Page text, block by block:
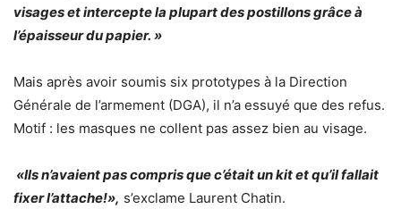
visages et intercepte la plupart des postillons grâce à
l’épaisseur du papier. »
Mais après avoir soumis six prototypes à la Direction
Générale de l’armement (DGA), il n’a essuyé que des refus.
Motif : les masques ne collent pas assez bien au visage.
«Ils n’avaient pas compris que c’était un kit et qu’il fallait
fixer l’attache!», s’exclame Laurent Chatin.